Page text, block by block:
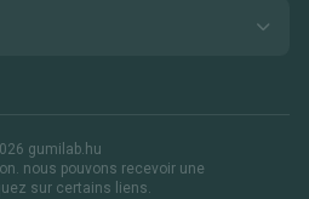
gumilab.hu
nous pouvons recevoir une
sur certains liens.